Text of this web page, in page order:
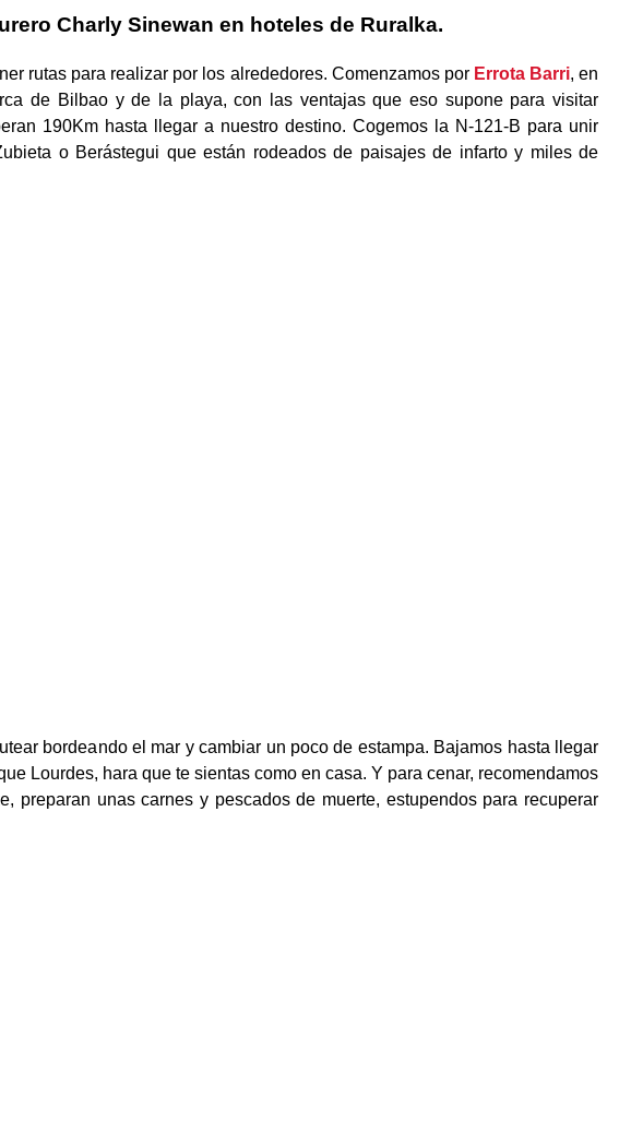
Charly Sinewan en hoteles de Ruralka.
rutas para realizar por los alrededores. Comenzamos por Errota Barri, en
de Bilbao y de la playa, con las ventajas que eso supone para visitar
190Km hasta llegar a nuestro destino. Cogemos la N-121-B para unir
o Berástegui que están rodeados de paisajes de infarto y miles de
bordeando el mar y cambiar un poco de estampa. Bajamos hasta llegar
Lourdes, hara que te sientas como en casa. Y para cenar, recomendamos
preparan unas carnes y pescados de muerte, estupendos para recuperar